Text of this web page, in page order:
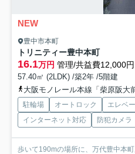
NEW
豊中市本町
トリニティー豊中本町
16.1万円 管理/共益費12,000円
57.40㎡ (2LDK) /築2年 /5階建
大阪モノレール本線「柴原阪大
駐輪場 オートロック エレベ
インターネット対応
防犯カメラ
歩いて190mの場所に、万代豊中本